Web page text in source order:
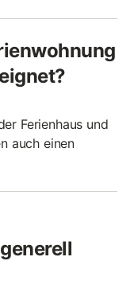
Ferienhaus und
auch einen